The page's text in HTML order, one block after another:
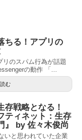
ちる！アプリの
リのスパム行為が話題
の動作 「...
む
存戦略となる！
ティネット：生存
』 by 佐々木俊尚
いと思われていた企業